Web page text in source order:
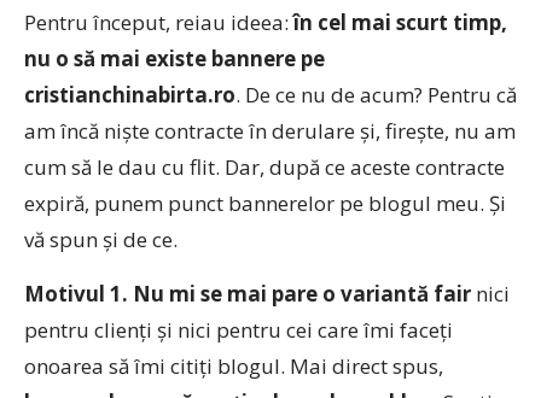
Pentru început, reiau ideea:în cel mai scurt timp,
nu o să mai existe bannere pe
cristianchinabirta.ro. De ce nu de acum? Pentru că
am încă niște contracte în derulare și, firește, nu am
cum să le dau cu flit. Dar, după ce aceste contracte
expiră, punem punct bannerelor pe blogul meu. Și
vă spun și de ce.
Motivul 1. Nu mi se mai pare o variantă fair nici
pentru clienți și nici pentru cei care îmi faceți
onoarea să îmi citiți blogul. Mai direct spus,